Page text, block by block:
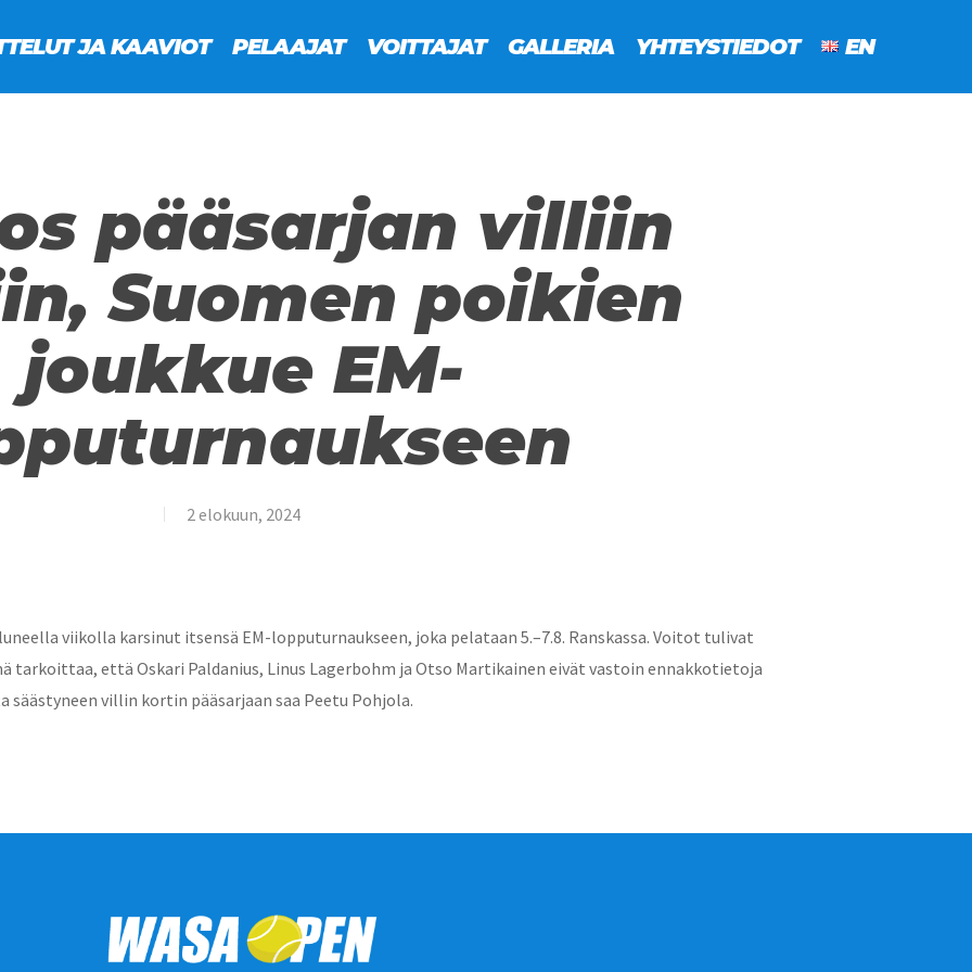
JA KAAVIOT PELAAJAT VOITTAJAT GALLERIA YHTEYSTIEDOT EN
pääsarjan villiin
Suomen poikien
joukkue EM-
2 elokuun, 2024
viikolla karsinut itsensä EM-lopputurnaukseen, joka pelataan 5.–7.8. Ranskassa. Voitot tulivat
tarkoittaa, että Oskari Paldanius, Linus Lagerbohm ja Otso Martikainen eivät vastoin ennakkotietoja
säästyneen villin kortin pääsarjaan saa Peetu Pohjola.